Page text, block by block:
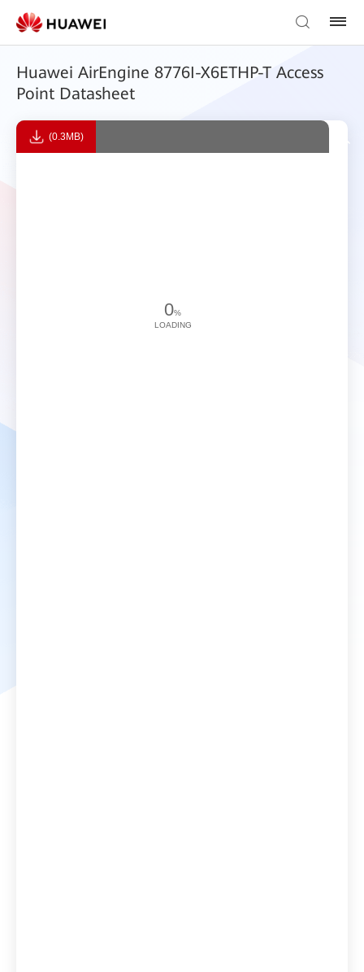
Huawei AirEngine 8776I-X6ETHP-T Access
Point Datasheet
(0.3MB)
0%
LOADING